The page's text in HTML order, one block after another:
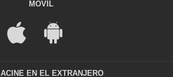
MÓVIL
EN EL EXTRANJERO